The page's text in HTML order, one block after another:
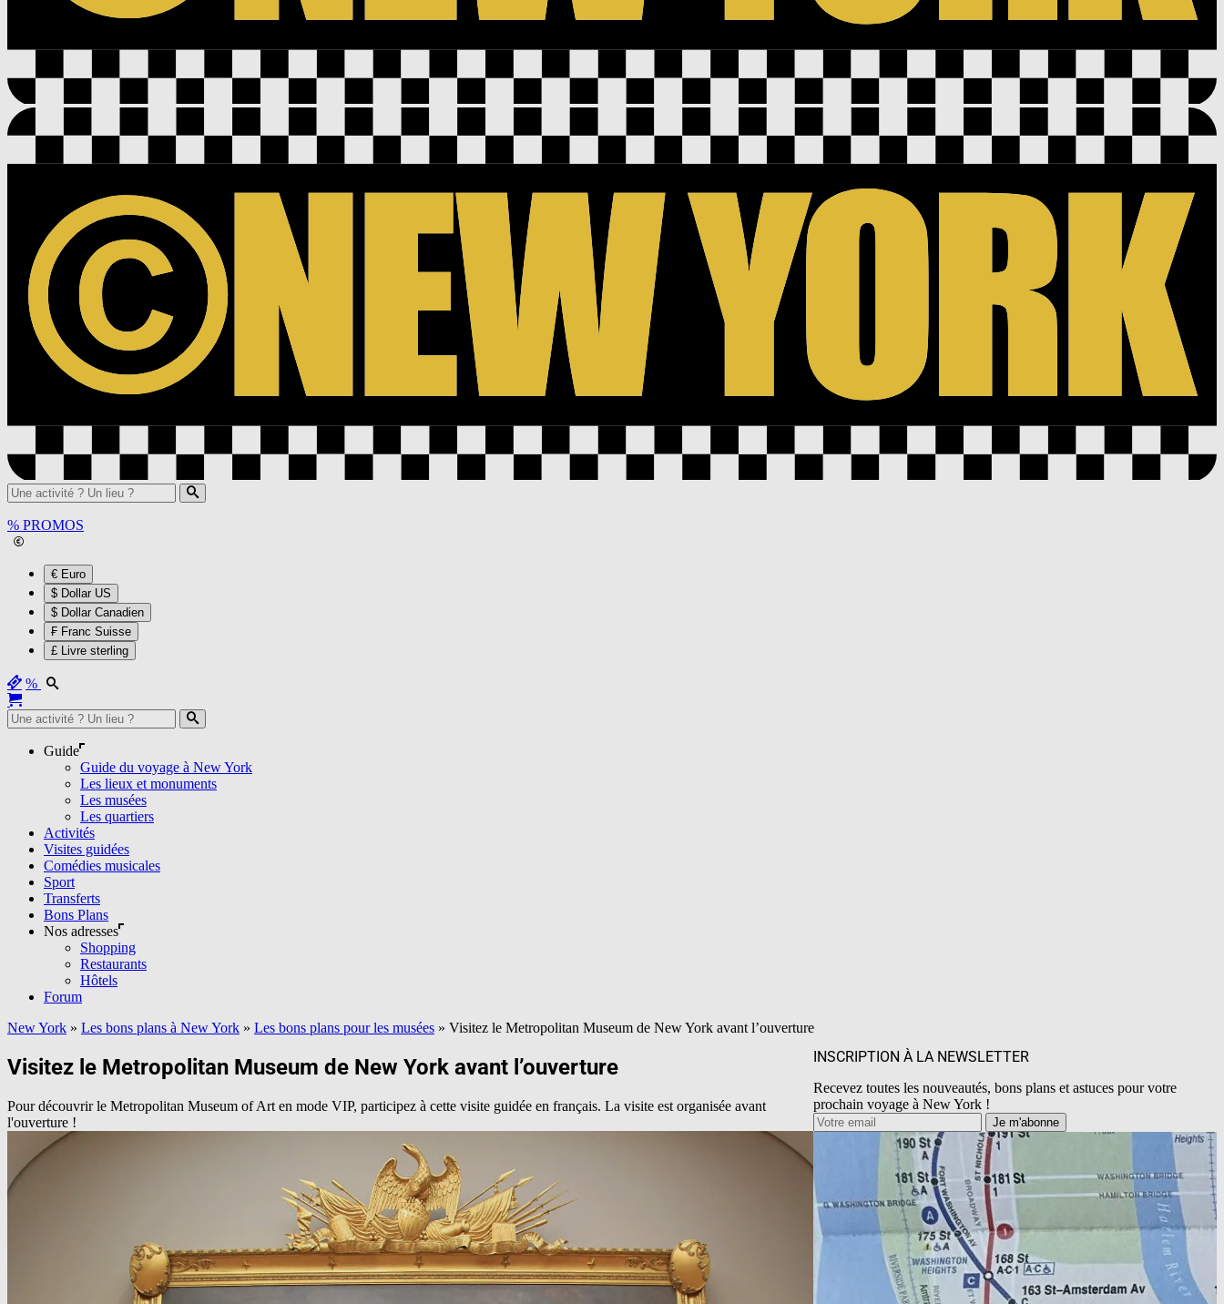
% PROMOS
€ Euro
$ Dollar US
$ Dollar Canadien
₣ Franc Suisse
£ Livre sterling
%
Guide
Guide du voyage à New York
Les lieux et monuments
Les musées
Les quartiers
Activités
Visites guidées
Comédies musicales
Sport
Transferts
Bons Plans
Nos adresses
Shopping
Restaurants
Hôtels
Forum
New York » Les bons plans à New York » Les bons plans pour les musées » Visitez le Metropolitan Museum de New York avant l’ouverture
Visitez le Metropolitan Museum de New York avant l’ouverture
Pour découvrir le Metropolitan Museum of Art en mode VIP, participez à cette visite guidée en français. La visite est organisée avant
l'ouverture !
INSCRIPTION À LA NEWSLETTER
Recevez toutes les nouveautés, bons plans et astuces pour votre
prochain voyage à New York !
Je m'abonne